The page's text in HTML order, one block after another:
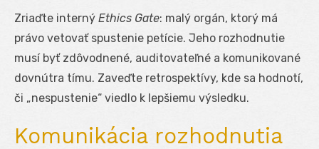
Zriaďte interný Ethics Gate: malý orgán, ktorý má
právo vetovať spustenie petície. Jeho rozhodnutie
musí byť zdôvodnené, auditovateľné a komunikované
dovnútra tímu. Zaveďte retrospektívy, kde sa hodnotí,
či „nespustenie“ viedlo k lepšiemu výsledku.
Komunikácia rozhodnutia